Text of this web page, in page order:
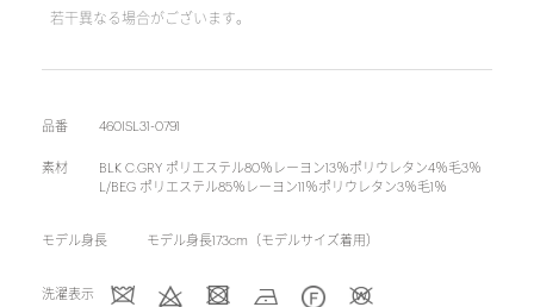
若干異なる場合がございます。
品番 460ISL31-0791
素材
BLK C.GRY ポリエステル80％レーヨン13％ポリウレタン4％毛3％
L/BEG ポリエステル85％レーヨン11％ポリウレタン3％毛1％
モデル身長 モデル身長173cm（モデルサイズ着用）
洗濯表示